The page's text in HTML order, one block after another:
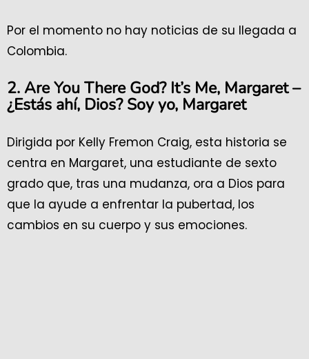
Por el momento no hay noticias de su llegada a
Colombia.
2. Are You There God? It’s Me, Margaret –
¿Estás ahí, Dios? Soy yo, Margaret
Dirigida por Kelly Fremon Craig, esta historia se
centra en Margaret, una estudiante de sexto
grado que, tras una mudanza, ora a Dios para
que la ayude a enfrentar la pubertad, los
cambios en su cuerpo y sus emociones.